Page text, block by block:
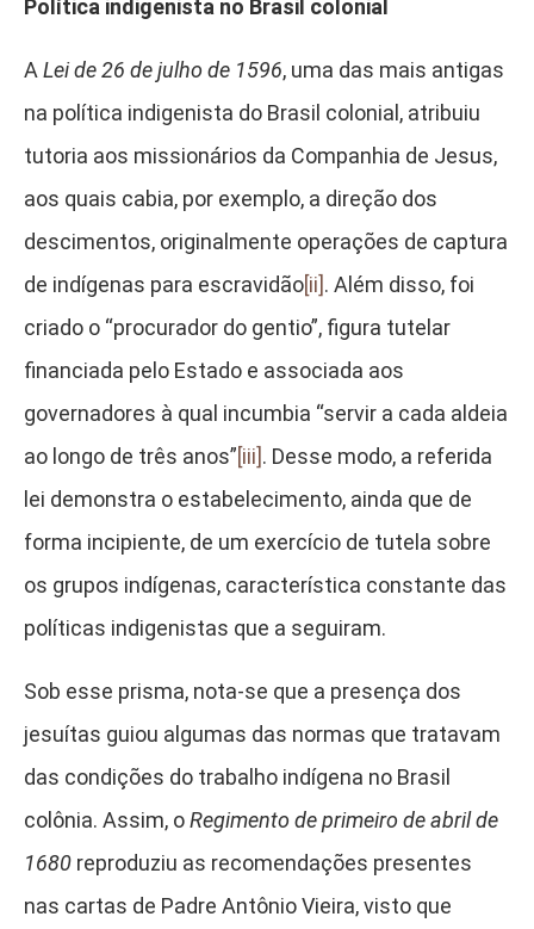
Política indigenista no Brasil colonial
A Lei de 26 de julho de 1596, uma das mais antigas
na política indigenista do Brasil colonial, atribuiu
tutoria aos missionários da Companhia de Jesus,
aos quais cabia, por exemplo, a direção dos
descimentos, originalmente operações de captura
de indígenas para escravidão[ii]. Além disso, foi
criado o “procurador do gentio”, figura tutelar
financiada pelo Estado e associada aos
governadores à qual incumbia “servir a cada aldeia
ao longo de três anos”[iii]. Desse modo, a referida
lei demonstra o estabelecimento, ainda que de
forma incipiente, de um exercício de tutela sobre
os grupos indígenas, característica constante das
políticas indigenistas que a seguiram.
Sob esse prisma, nota-se que a presença dos
jesuítas guiou algumas das normas que tratavam
das condições do trabalho indígena no Brasil
colônia. Assim, oRegimento de primeiro de abril de
1680 reproduziu as recomendações presentes
nas cartas de Padre Antônio Vieira, visto que